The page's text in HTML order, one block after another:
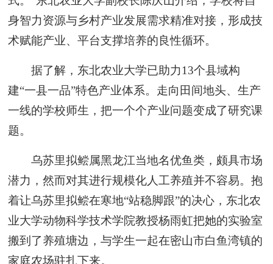
身智力资源与乡村产业发展需求精准对接，形成技
术赋能产业、平台支撑培养的良性循环。
据了解，东北农业大学已助力13个县域构
建“一县一品”特色产业体系。走向田间地头、生产
一线的学校师生，把一个个产业问题变成了研究课
题。
乌苏里拟鲿属黑龙江当地名优鱼类，颇具市场
潜力，然而对其进行规模化人工养殖并不容易。抱
着让乌苏里拟鲿在寒地“站稳脚跟”的决心，东北农
业大学动物科学技术学院教授杨雨虹把她的实验室
搬到了养殖塘边，与学生一起在密山市白鱼湾镇的
家庭农场驻扎下来。